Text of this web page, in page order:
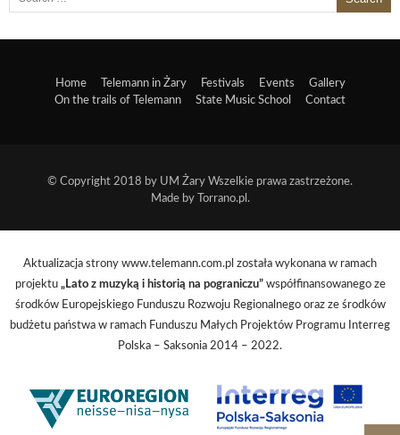
Home Telemann in Żary Festivals Events
Gallery
On the trails of Telemann
State Music School Contact
© Copyright 2018 by UM Żary Wszelkie prawa zastrzeżone.
Made by
Torrano.pl .
Aktualizacja strony www.telemann.com.pl została wykonana w ramach
projektu „Lato z muzyką i historią na pograniczu”współfinansowanego ze
środków Europejskiego Funduszu Rozwoju Regionalnego oraz ze środków
budżetu państwa w ramach Funduszu Małych Projektów Programu Interreg
Polska – Saksonia 2014 – 2022.